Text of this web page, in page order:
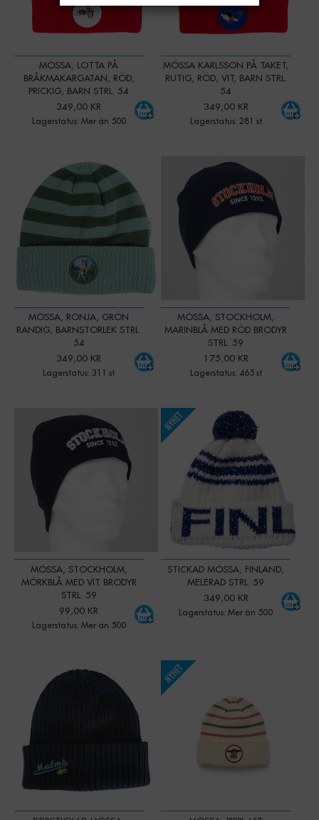
MÖSSA, LOTTA PÅ
BRÅKMAKARGATAN, RÖD,
PRICKIG, BARN STRL. 54
349,00 KR
Lagerstatus: Mer än 500
MÖSSA KARLSSON PÅ TAKET,
RUTIG, RÖD, VIT, BARN STRL.
54
349,00 KR
Lagerstatus: 281 st
MÖSSA, RONJA, GRÖN
RANDIG, BARNSTORLEK STRL.
54
349,00 KR
Lagerstatus: 311 st
+
-
MÖSSA, STOCKHOLM,
MARINBLÅ MED RÖD BRODYR
STRL. 59
175,00 KR
Lagerstatus: 465 st
-
MÖSSA, STOCKHOLM,
MÖRKBLÅ MED VIT BRODYR
STRL. 59
99,00 KR
Lagerstatus: Mer än 500
+
-
STICKAD MÖSSA, FINLAND,
MELERAD STRL. 59
349,00 KR
Lagerstatus: Mer än 500
Qty: +
+
- Qty: